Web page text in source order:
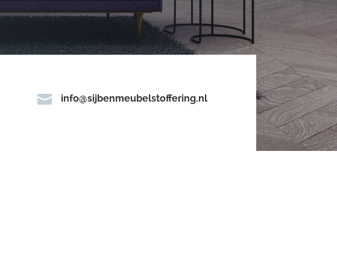
 info@sijbenmeubelstoffering.nl